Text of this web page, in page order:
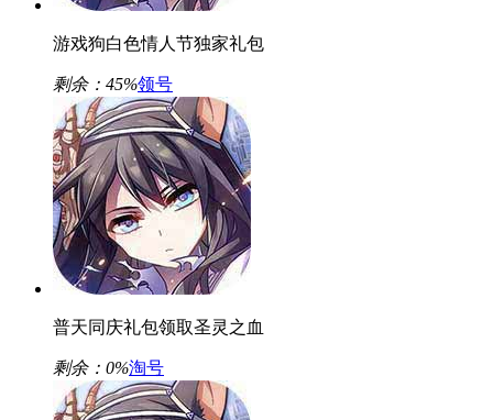
游戏狗白色情人节独家礼包
剩余： 45%领号
普天同庆礼包领取圣灵之血
剩余： 0%淘号